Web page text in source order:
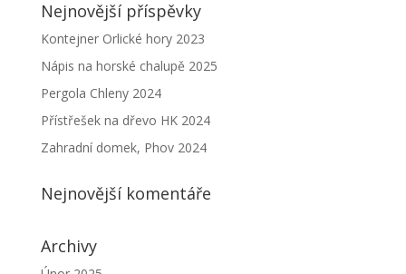
Nejnovější příspěvky
Kontejner Orlické hory 2023
Nápis na horské chalupě 2025
Pergola Chleny 2024
Přístřešek na dřevo HK 2024
Zahradní domek, Phov 2024
Nejnovější komentáře
Archivy